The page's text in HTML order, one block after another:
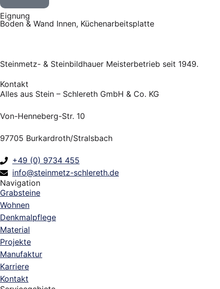
Eignung
Boden & Wand Innen, Küchenarbeitsplatte
Steinmetz- & Steinbildhauer Meisterbetrieb seit 1949.
Kontakt
Alles aus Stein – Schlereth GmbH & Co. KG
Von-Henneberg-Str. 10
97705 Burkardroth/Stralsbach
+49 (0) 9734 455
info@steinmetz-schlereth.de
Navigation
Grabsteine
Wohnen
Denkmalpflege
Material
Projekte
Manufaktur
Karriere
Kontakt